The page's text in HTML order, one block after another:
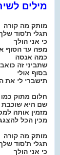
מילים
מותק מה קורה
תגלי ת'סוד
כי אני הולך
מפה עד הסוף
כמה אנסה
שתביני זה כואב
בסוף אולי
תישברי לי את
חלום מתוק כמו
שם היא שוכבת
מזמין אותה
מכין הכל
מותק מה קורה
תגלי ת'סוד
כי אני הולך